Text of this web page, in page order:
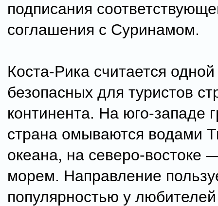
подписания
соглашения с Суринамом.
Коста-Рика считается
безопасных для туристов
континента. На юго-западе
страна омываются водами
океана, на северо-востоке
морем. Направление
популярностью у